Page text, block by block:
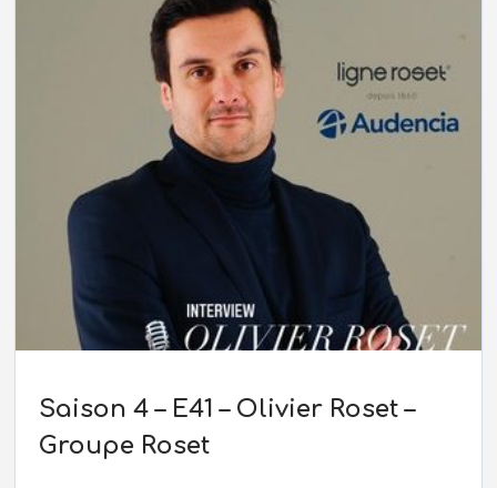
Saison 4 – E41 – Olivier Roset –
Groupe Roset